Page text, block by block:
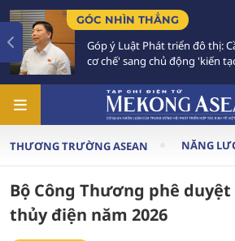
GÓC NHÌN THẲNG
Góp ý Luật Phát triển đô thị: Cần
cơ chế' sang chủ động 'kiến tạo cơ
THƯƠNG TRƯỜNG ASEAN NĂNG
Bộ Công Thương phê
thủy điện năm 2026